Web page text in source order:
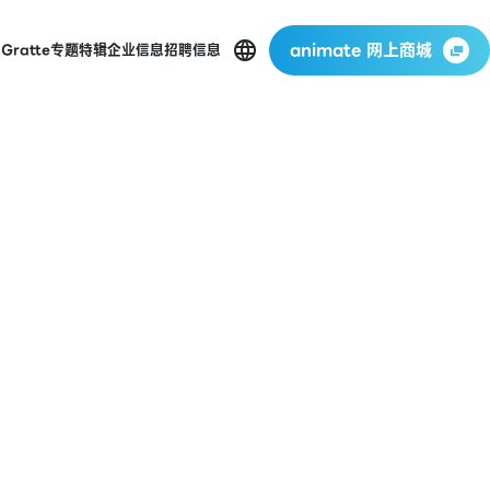
Gratte专题特辑企业信息招聘信息 animate 网上商城